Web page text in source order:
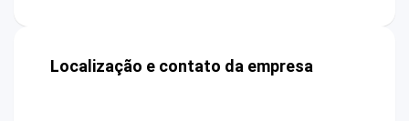
Localização e contato da empresa